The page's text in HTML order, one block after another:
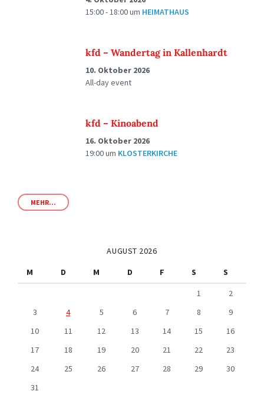
15:00 - 18:00um HEIMATHAUS
kfd – Wandertag in Kallenhardt
10. Oktober 2026
All-day event
kfd – Kinoabend
16. Oktober 2026
19:00um KLOSTERKIRCHE
MEHR...
AUGUST 2026
M
D M D F S
S
1
2
3
4 5 6 7 8
9
10
11 12 13 14 15
16
17
18 19 20 21 22
23
24
25 26 27 28 29
30
31